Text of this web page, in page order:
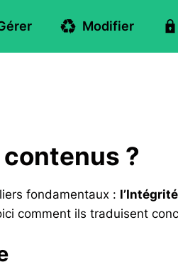
Modifier
?
fondamentaux :
comment ils traduisent